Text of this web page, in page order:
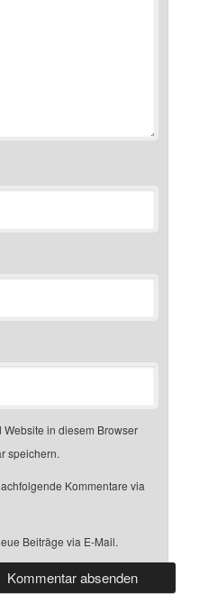
in diesem Browser
speichern.
Kommentare via
Beiträge via E-Mail.